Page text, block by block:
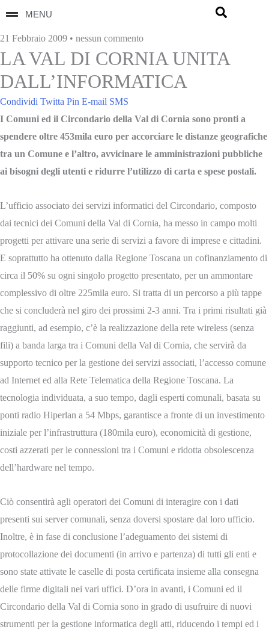
MENU
21 Febbraio 2009 • nessun commento
LA VAL DI CORNIA UNITA
DALL’INFORMATICA
Condividi Twitta Pin E-mail SMS
I Comuni ed il Circondario della Val di Cornia sono pronti a
spendere oltre 453mila euro per accorciare le distanze geografiche
tra un Comune e l’altro, avvicinare le amministrazioni pubbliche
ai bisogni degli utenti e ridurre l’utilizzo di carta e spese postali.
L’ufficio associato dei servizi informatici del Circondario, composto
dai tecnici dei Comuni della Val di Cornia, ha messo in campo molti
progetti per attivare una serie di servizi a favore di imprese e cittadini.
E soprattutto ha ottenuto dalla Regione Toscana un cofinanziamento di
circa il 50% su ogni singolo progetto presentato, per un ammontare
complessivo di oltre 225mila euro. Si tratta di un percorso a più tappe
che si concluderà nel giro dei prossimi 2-3 anni. Tra i primi risultati già
raggiunti, ad esempio, c’è la realizzazione della rete wireless (senza
fili) a banda larga tra i Comuni della Val di Cornia, che servirà da
supporto tecnico per la gestione dei servizi associati, l’accesso comune
ad Internet ed alla Rete Telematica della Regione Toscana. La
tecnologia individuata, a suo tempo, dagli esperti comunali, basata su
ponti radio Hiperlan a 54 Mbps, garantisce a fronte di un investimento
iniziale per l’infrastruttura (180mila euro), economicità di gestione,
costi azzerati per le connessioni tra i Comuni e ridotta obsolescenza
dell’hardware nel tempo.
Ciò consentirà agli operatori dei Comuni di interagire con i dati
presenti sui server comunali, senza doversi spostare dal loro ufficio.
Inoltre, è in fase di conclusione l’adeguamento dei sistemi di
protocollazione dei documenti (in arrivo e partenza) di tutti gli enti e
sono state attivate le caselle di posta certificata insieme alla consegna
delle firme digitali nei vari uffici. D’ora in avanti, i Comuni ed il
Circondario della Val di Cornia sono in grado di usufruire di nuovi
strumenti per la gestione informatica degli atti, riducendo i tempi ed i